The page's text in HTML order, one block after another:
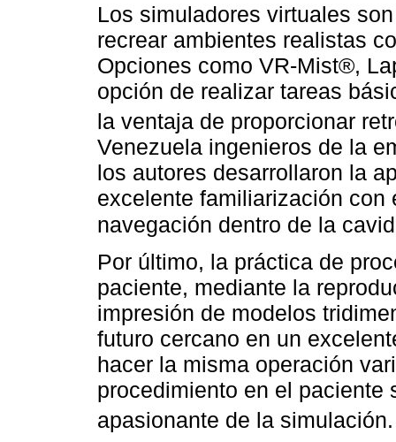
Los simuladores virtuales
recrear ambientes realistas
Opciones como VR-Mist®,
opción de realizar tareas
la ventaja de proporcionar
Venezuela ingenieros de la
los autores desarrollaron la
excelente familiarización
navegación dentro de la
Por último, la práctica de
paciente, mediante la
impresión de modelos
futuro cercano en un
hacer la misma operación
procedimiento en el paciente
apasionante de la